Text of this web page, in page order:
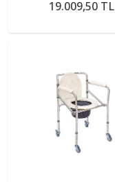
19.009,50 TL